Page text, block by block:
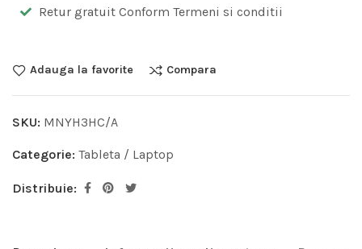
Retur gratuit Conform Termeni si conditii
Adauga la favorite Compara
SKU: MNYH3HC/A
Categorie: Tableta / Laptop
Distribuie: